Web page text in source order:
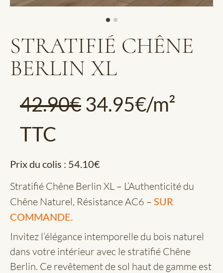
STRATIFIÉ CHÊNE
BERLIN XL
42.90€ 34.95€/m²
TTC
Prix du colis : 54.10€
Stratifié Chêne Berlin XL – L’Authenticité du
Chêne Naturel, Résistance AC6 – SUR
COMMANDE.
Invitez l’élégance intemporelle du bois naturel
dans votre intérieur avec le stratifié Chêne
Berlin. Ce revêtement de sol haut de gamme est